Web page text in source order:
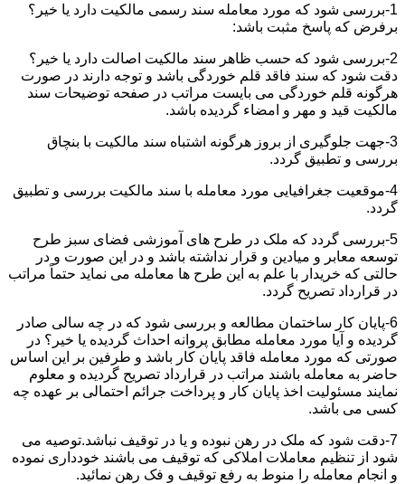
1-بررسی شود که مورد معامله سند رسمی مالکیت دارد یا خیر؟
برفرض که پاسخ مثبت باشد:
2-بررسی شود که حسب ظاهر سند مالکیت اصالت دارد یا خیر؟
دقت شود که سند فاقد قلم خوردگی باشد و توجه دارند در صورت
هرگونه قلم خوردگی می بایست مراتب در صفحه توضیحات سند
مالکیت قید و مهر و امضاء گردیده باشد.
3-جهت جلوگیری از بروز هرگونه اشتباه سند مالکیت با بنچاق
بررسی و تطبیق گردد.
4-موقعیت جغرافیایی مورد معامله با سند مالکیت بررسی و تطبیق
گردد.
5-بررسی گردد که ملک در طرح های آموزشی فضای سبز طرح
توسعه معابر و میادین و قرار نداشته باشد و در این صورت و در
حالتی که خریدار با علم به این طرح ها معامله می نماید حتماً مراتب
در قرارداد تصریح گردد.
6-پایان کار ساختمان مطالعه و بررسی شود که در چه سالی صادر
گردیده و آیا مورد معامله مطابق پروانه احداث گردیده یا خیر؟ در
صورتی که مورد معامله فاقد پایان کار باشد و طرفین بر این اساس
حاضر به معامله باشند مراتب در قرارداد تصریح گردیده و معلوم
نمایند مسئولیت اخذ پایان کار و پرداخت جرائم احتمالی بر عهده چه
کسی می باشد.
7-دقت شود که ملک در رهن نبوده و یا در توقیف نباشد.توصیه می
شود از تنظیم معاملات املاکی که توقیف می باشند خودداری نموده
و انجام معامله را منوط به رفع توقیف و فک رهن نمائید.